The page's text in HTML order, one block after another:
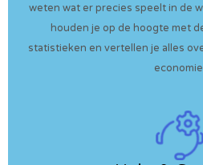
weten wat er precies speelt in de
houden je op de hoogte met
statistieken en vertellen je alles